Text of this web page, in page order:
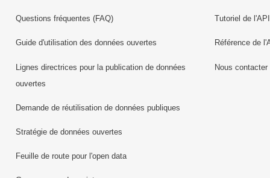
Questions fréquentes (FAQ)
Guide d'utilisation des données ouvertes
Lignes directrices pour la publication de données
ouvertes
Demande de réutilisation de données publiques
Stratégie de données ouvertes
Feuille de route pour l'open data
Tutoriel de l'API
Référence de
Nous contacter